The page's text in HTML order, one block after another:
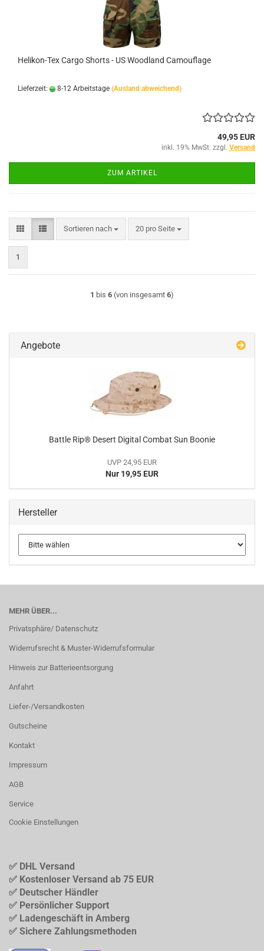
Helikon-Tex Cargo Shorts - US Woodland Camouflage
Lieferzeit: 8-12 Arbeitstage (Ausland abweichend)
49,95 EUR
inkl. 19% MwSt. zzgl. Versand
ZUM ARTIKEL
Sortieren nach
Sortieren nach 20 pro Seite
pro Seite
1
1 bis 6 (von insgesamt 6)
Angebote
Battle Rip® Desert Digital Combat Sun Boonie
UVP 24,95 EUR
Nur 19,95 EUR
Hersteller
MEHR ÜBER...
Privatsphäre/ Datenschutz
Widerrufsrecht & Muster-Widerrufsformular
Hinweis zur Batterieentsorgung
Anfahrt
Liefer-/Versandkosten
Gutscheine
Kontakt
Impressum
AGB
Service
Cookie Einstellungen
✅ DHL Versand
✅ Kostenloser Versand ab 75 EUR
✅ Deutscher Händler
✅ Persönlicher Support
✅ Ladengeschäft in Amberg
✅ Sichere Zahlungsmethoden